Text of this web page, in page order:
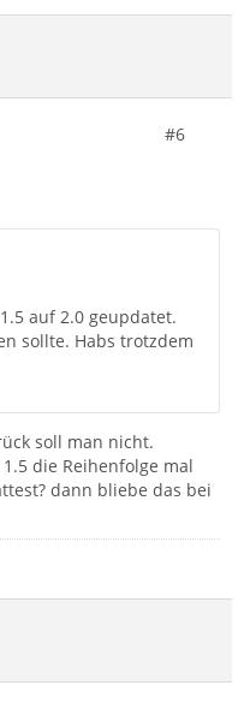
#6
auf 2.0 geupdatet.
sollte. Habs trotzdem
soll man nicht.
die Reihenfolge mal
dann bliebe das bei